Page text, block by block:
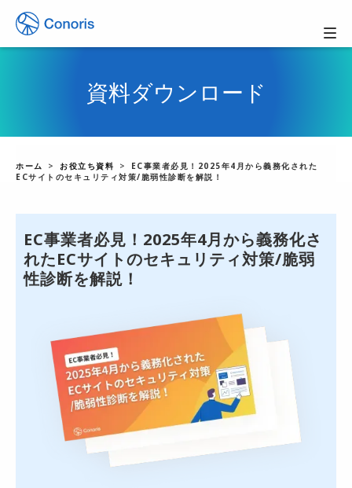
資料ダウンロード
ホーム お役立ち資料
EC事業者必見！2025年4月から義務化された
ECサイトのセキュリティ対策/脆弱性診断を解説！
EC事業者必見！2025年4月から義務化さ
れたECサイトのセキュリティ対策/脆弱
性診断を解説！